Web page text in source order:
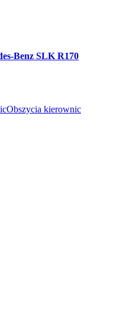
Benz SLK R170
Obszycia kierownic